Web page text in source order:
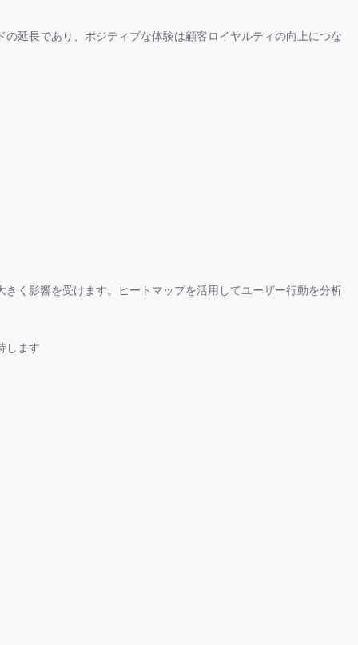
延長であり、ポジティブな体験は顧客ロイヤルティの向上につな
く影響を受けます。ヒートマップを活用してユーザー行動を分析
します